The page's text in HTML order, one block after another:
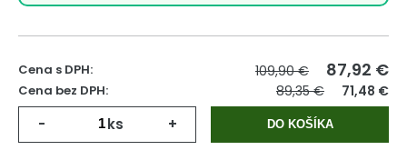
Cena s DPH: 109,90 € 87,92 €
Cena bez DPH: 89,35 € 71,48 €
- ks + DO KOŠÍKA